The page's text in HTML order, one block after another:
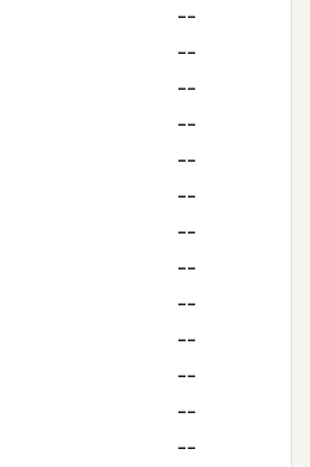
--
--
--
--
--
--
--
--
--
--
--
--
--